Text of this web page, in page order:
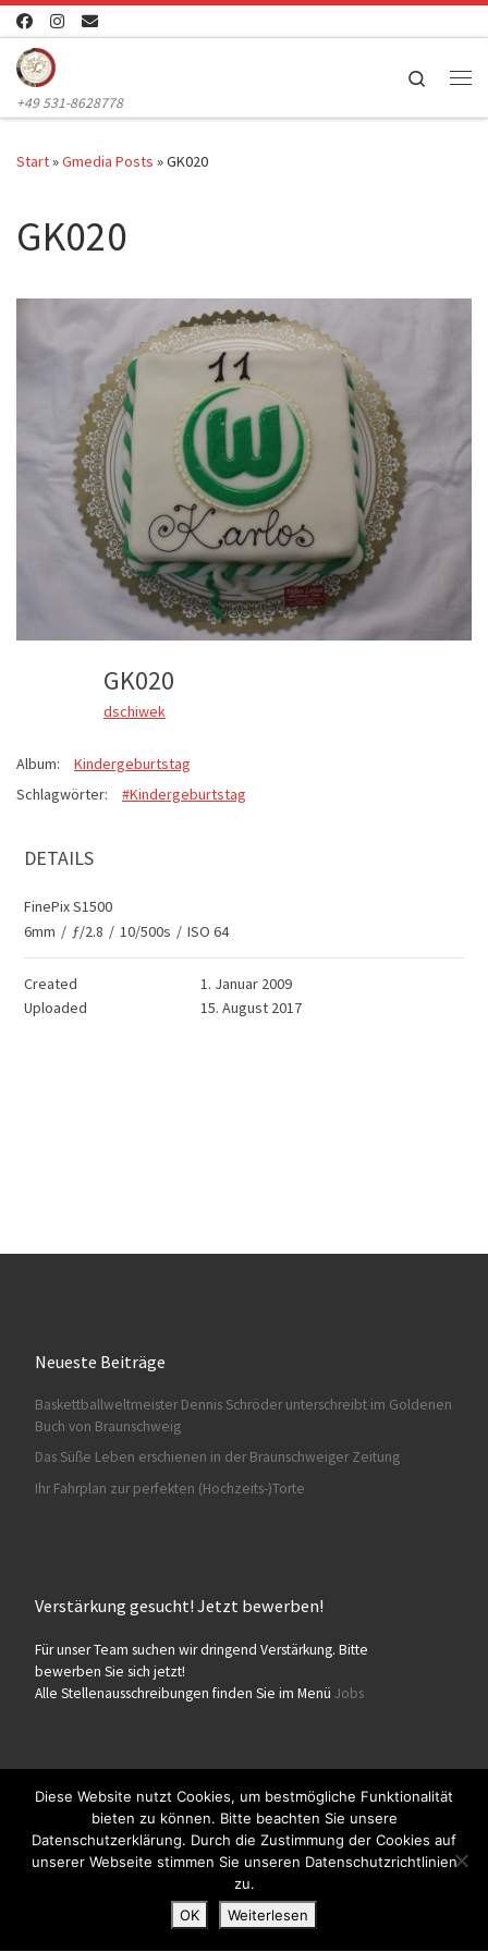
Zum Inhalt springen
+49 531-8628778
Search
Start»Gmedia Posts »GK020
GK020
GK020
dschiwek
Album:
Kindergeburtstag
Schlagwörter:
#Kindergeburtstag
DETAILS
FinePix S1500
6mm / ƒ/2.8 / 10/500s / ISO 64
Created
1. Januar 2009
Uploaded
15. August 2017
Neueste Beiträge
Baskettballweltmeister Dennis Schröder unterschreibt im Goldenen
Buch von Braunschweig
Das Süße Leben erschienen in der Braunschweiger Zeitung
Ihr Fahrplan zur perfekten (Hochzeits-)Torte
Verstärkung gesucht! Jetzt bewerben!
Für unser Team suchen wir dringend Verstärkung. Bitte
bewerben Sie sich jetzt!
Alle Stellenausschreibungen finden Sie im Menü Jobs
© 2026Konditorei Süßes Leben– Alle Rechte vorbehalten
Präsentiert von WP – Entworfen mit demCustomizr-Theme
Diese Website nutzt Cookies, um bestmögliche Funktionalität
bieten zu können. Bitte beachten Sie unsere
Datenschutzerklärung. Durch die Zustimmung der Cookies auf
unserer Webseite stimmen Sie unseren Datenschutzrichtlinien
zu.
OK
Weiterlesen